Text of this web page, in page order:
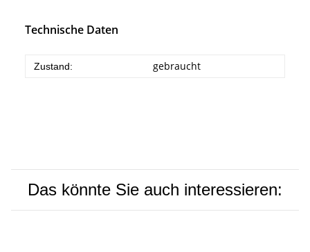
Technische Daten
Zustand: gebraucht
Das könnte Sie auch interessieren: